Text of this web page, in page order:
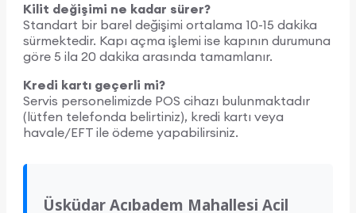
Kilit değişimi ne kadar sürer?
Standart bir barel değişimi ortalama 10-15 dakika
sürmektedir. Kapı açma işlemi ise kapının durumuna
göre 5 ila 20 dakika arasında tamamlanır.
Kredi kartı geçerli mi?
Servis personelimizde POS cihazı bulunmaktadır
(lütfen telefonda belirtiniz), kredi kartı veya
havale/EFT ile ödeme yapabilirsiniz.
Üsküdar Acıbadem Mahallesi Acil